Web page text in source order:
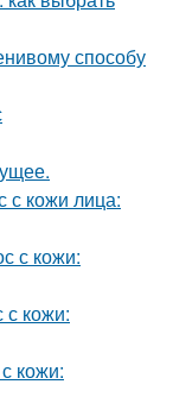
способу
с кожи лица:
с кожи:
с кожи:
кожи: